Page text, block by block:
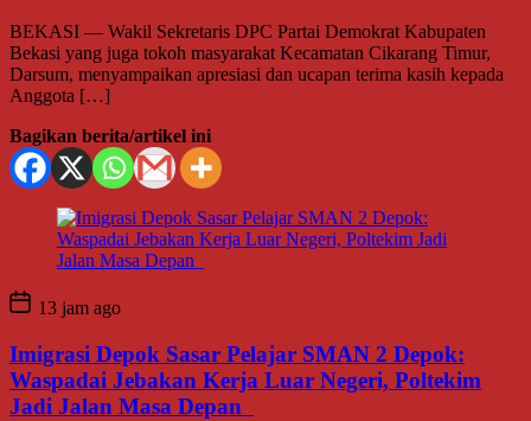
BEKASI — Wakil Sekretaris DPC Partai Demokrat Kabupaten
Bekasi yang juga tokoh masyarakat Kecamatan Cikarang Timur,
Darsum, menyampaikan apresiasi dan ucapan terima kasih kepada
Anggota […]
Bagikan berita/artikel ini
13 jam ago
Imigrasi Depok Sasar Pelajar SMAN 2 Depok:
Waspadai Jebakan Kerja Luar Negeri, Poltekim
Jadi Jalan Masa Depan